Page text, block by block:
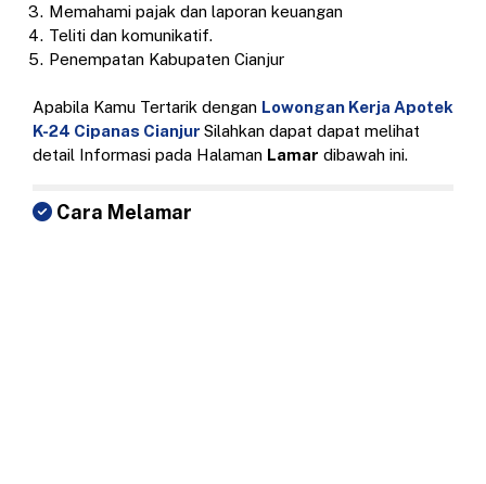
Memahami pajak dan laporan keuangan
Teliti dan komunikatif.
Penempatan Kabupaten Cianjur
Apabila Kamu Tertarik dengan Lowongan Kerja Apotek
K-24 Cipanas Cianjur Silahkan dapat dapat melihat
detail Informasi pada Halaman Lamar dibawah ini.
Cara Melamar